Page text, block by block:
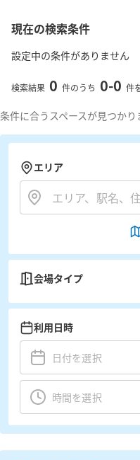
現在の検索条件
設定中の条件がありません
検索結果 0 件のうち 0-0 件
条件に合うスペースが見つかり
エリア
会場タイプ
利用日時